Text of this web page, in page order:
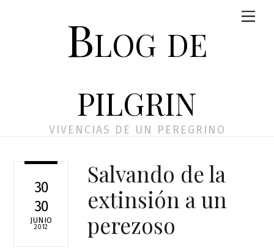
Blog de
pilgrin
VIVENCIAS DE UN PEREGRINO
30
30
JUNIO
2012
Salvando de la
extinsión a un
perezoso